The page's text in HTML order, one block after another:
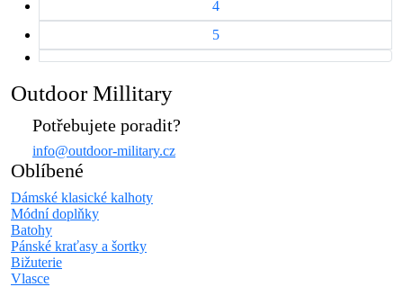
4
5
Outdoor Millitary
Potřebujete poradit?
info@outdoor-military.cz
Oblíbené
Dámské klasické kalhoty
Módní doplňky
Batohy
Pánské kraťasy a šortky
Bižuterie
Vlasce